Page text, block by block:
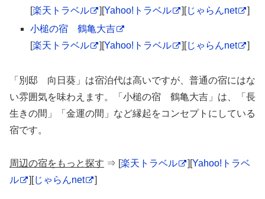
[楽天トラベル ][Yahoo!トラベル ][じゃらんnet
]
小槌の宿 鶴亀大吉
[楽天トラベル ][Yahoo!トラベル ][じゃらんnet ]
「別邸 向日葵」は宿泊代は高いですが、普通の宿にはな
い雰囲気を味わえます。「小槌の宿 鶴亀大吉」は、「長
生きの間」「金運の間」など縁起をコンセプトにしている
宿です。
周辺の宿をもっと探す ⇒ [楽天トラベル ][Yahoo!トラベ
ル
][じゃらんnet ]